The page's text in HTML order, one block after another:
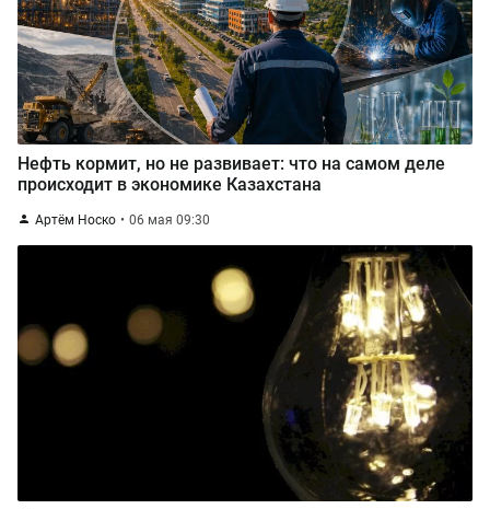
Нефть кормит, но не развивает: что на самом деле
происходит в экономике Казахстана
Артём Носко 06 мая 09:30